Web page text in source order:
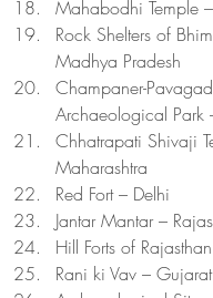
Mahabodhi Temple
Rock Shelters of
Madhya Pradesh
Champaner-
Archaeological Park
Chhatrapati Shivaji
Maharashtra
Red Fort – Delhi
Jantar Mantar –
Hill Forts of
Rani ki Vav – Gujarat